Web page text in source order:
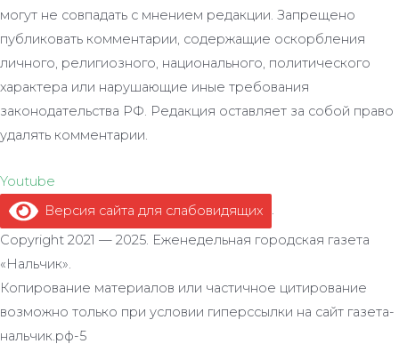
могут не совпадать с мнением редакции. Запрещено
публиковать комментарии, содержащие оскорбления
личного, религиозного, национального, политического
характера или нарушающие иные требования
законодательства РФ. Редакция оставляет за собой право
удалять комментарии.
Youtube
Версия сайта для слабовидящих
.
Copyright 2021 — 2025. Еженедельная городская газета
«Нальчик».
Копирование материалов или частичное цитирование
возможно только при условии гиперссылки на сайт газета-
нальчик.рф-5